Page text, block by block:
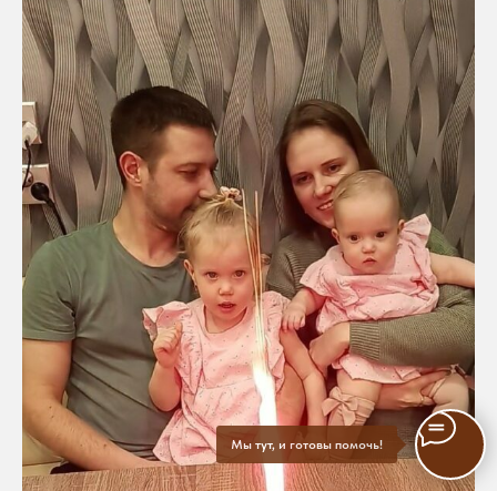
Мы тут, и готовы помочь!